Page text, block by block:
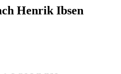
Henrik Ibsen